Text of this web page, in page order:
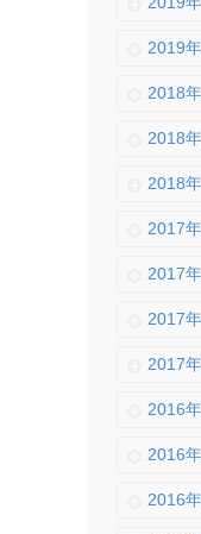
2019
2018
2018
2018
2017
2017
2017
2017
2016
2016
2016